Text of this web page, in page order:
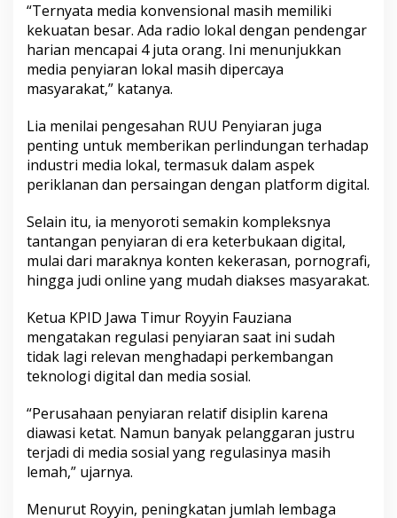
“Ternyata media konvensional masih memiliki
kekuatan besar. Ada radio lokal dengan pendengar
harian mencapai 4 juta orang. Ini menunjukkan
media penyiaran lokal masih dipercaya
masyarakat,” katanya.
Lia menilai pengesahan RUU Penyiaran juga
penting untuk memberikan perlindungan terhadap
industri media lokal, termasuk dalam aspek
periklanan dan persaingan dengan platform digital.
Selain itu, ia menyoroti semakin kompleksnya
tantangan penyiaran di era keterbukaan digital,
mulai dari maraknya konten kekerasan, pornografi,
hingga judi online yang mudah diakses masyarakat.
Ketua KPID Jawa Timur Royyin Fauziana
mengatakan regulasi penyiaran saat ini sudah
tidak lagi relevan menghadapi perkembangan
teknologi digital dan media sosial.
“Perusahaan penyiaran relatif disiplin karena
diawasi ketat. Namun banyak pelanggaran justru
terjadi di media sosial yang regulasinya masih
lemah,” ujarnya.
Menurut Royyin, peningkatan jumlah lembaga